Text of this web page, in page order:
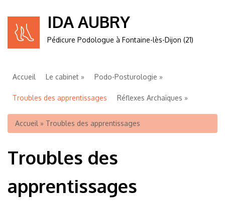
IDA AUBRY
Pédicure Podologue à Fontaine-lès-Dijon (21)
Accueil Le cabinet Podo-Posturologie
Troubles des apprentissages Réflexes Archaïques
K-Taping Réflexologie plantaire
Vous êtes ici
Accueil » Troubles des apprentissages
Troubles des
apprentissages